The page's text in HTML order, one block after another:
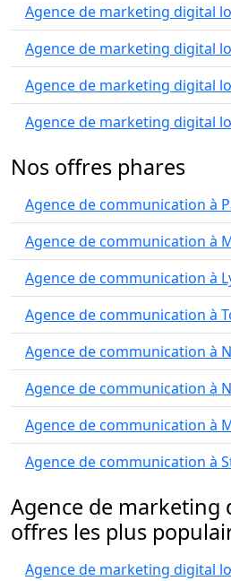
Agence de marketing digital
Agence de marketing digital
Agence de marketing digital
Agence de marketing digital
Nos offres phares
Agence de communication à
Agence de communication à
Agence de communication à
Agence de communication à
Agence de communication à
Agence de communication à
Agence de communication à
Agence de communication à
Agence de marketing
offres les plus
Agence de marketing digital